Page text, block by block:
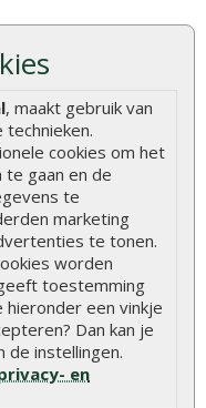
, maakt gebruik van
cookies om het
gaan en de
te
marketing
te tonen.
worden
toestemming
een vinkje
Dan kan je
de instellingen.
en